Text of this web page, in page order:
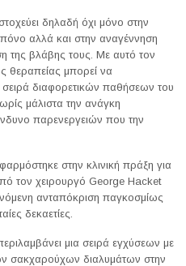
δηλαδή όχι μόνο στην
αλλά και στην αναγέννηση
της βλάβης τους. Με αυτό τον
θεραπείας μπορεί να
σειρά διαφορετικών παθήσεων του
μάλιστα την ανάγκη
παρενεργειών που την
στην κλινική πράξη για
τον χειρουργό George Hacket
ανταπόκριση παγκοσμίως
δεκαετίες.
μια σειρά εγχύσεων με
σακχαρούχων διαλυμάτων στην